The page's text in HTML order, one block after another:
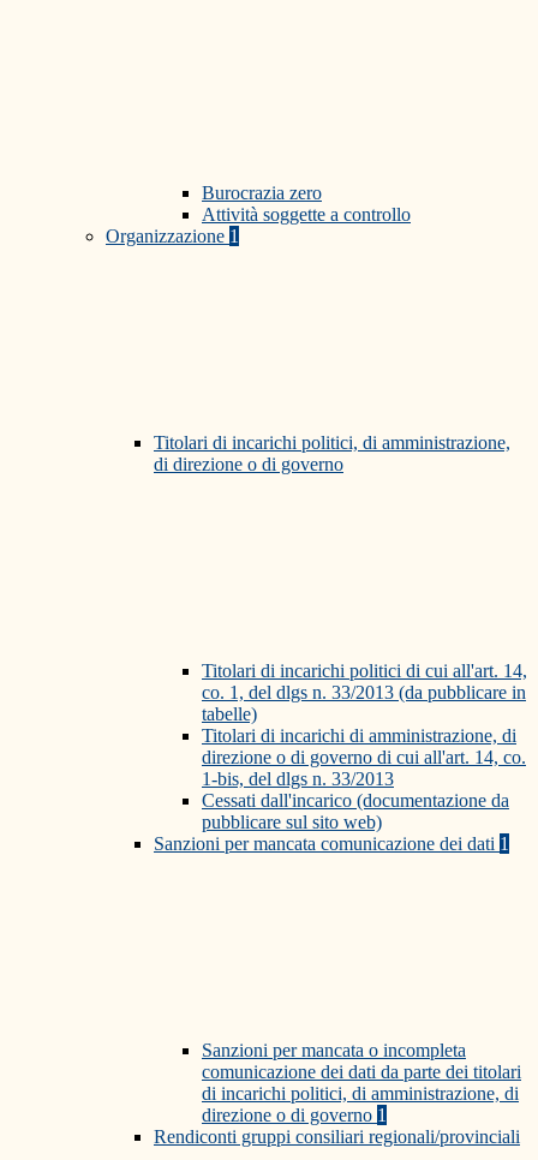
Burocrazia zero
Attività soggette a controllo
Organizzazione 1
Titolari di incarichi politici, di amministrazione,
di direzione o di governo
Titolari di incarichi politici di cui all'art. 14,
co. 1, del dlgs n. 33/2013 (da pubblicare in
tabelle)
Titolari di incarichi di amministrazione, di
direzione o di governo di cui all'art. 14, co.
1-bis, del dlgs n. 33/2013
Cessati dall'incarico (documentazione da
pubblicare sul sito web)
Sanzioni per mancata comunicazione dei dati 1
Sanzioni per mancata o incompleta
comunicazione dei dati da parte dei titolari
di incarichi politici, di amministrazione, di
direzione o di governo 1
Rendiconti gruppi consiliari regionali/provinciali